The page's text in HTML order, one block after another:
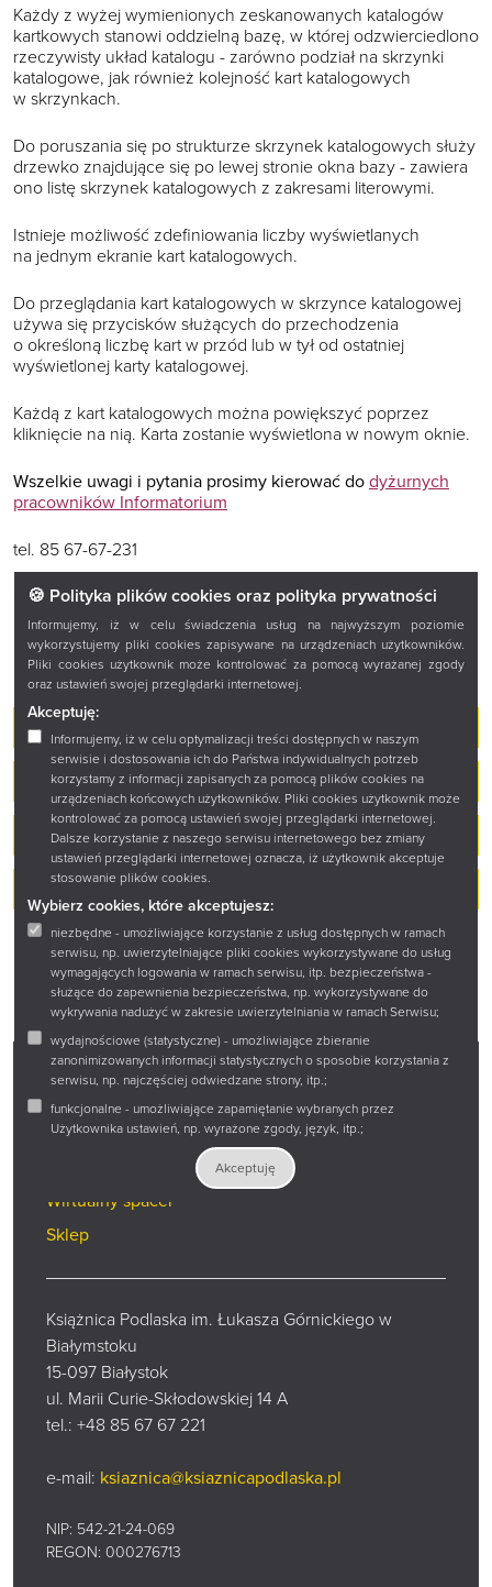
🍪 Polityka plików cookies oraz polityka prywatności
Informujemy, iż w celu świadczenia usług na najwyższym poziomie
wykorzystujemy pliki cookies zapisywane na urządzeniach użytkowników.
Pliki cookies użytkownik może kontrolować za pomocą wyrażanej zgody
oraz ustawień swojej przeglądarki internetowej.
Akceptuję:
Informujemy, iż w celu optymalizacji treści dostępnych w naszym
serwisie i dostosowania ich do Państwa indywidualnych potrzeb
korzystamy z informacji zapisanych za pomocą plików cookies na
urządzeniach końcowych użytkowników. Pliki cookies użytkownik może
kontrolować za pomocą ustawień swojej przeglądarki internetowej.
Dalsze korzystanie z naszego serwisu internetowego bez zmiany
ustawień przeglądarki internetowej oznacza, iż użytkownik akceptuje
stosowanie plików cookies.
Wybierz cookies, które akceptujesz:
niezbędne - umożliwiające korzystanie z usług dostępnych w ramach
serwisu, np. uwierzytelniające pliki cookies wykorzystywane do usług
wymagających logowania w ramach serwisu, itp. bezpieczeństwa -
służące do zapewnienia bezpieczeństwa, np. wykorzystywane do
wykrywania nadużyć w zakresie uwierzytelniania w ramach Serwisu;
wydajnościowe (statystyczne) - umożliwiające zbieranie
zanonimizowanych informacji statystycznych o sposobie korzystania z
serwisu, np. najczęściej odwiedzane strony, itp.;
funkcjonalne - umożliwiające zapamiętanie wybranych przez
Użytkownika ustawień, np. wyrażone zgody, język, itp.;
Akceptuję
Każdy z wyżej wymienionych zeskanowanych katalogów
kartkowych stanowi oddzielną bazę, w której odzwierciedlono
rzeczywisty układ katalogu - zarówno podział na skrzynki
katalogowe, jak również kolejność kart katalogowych
w skrzynkach.
Do poruszania się po strukturze skrzynek katalogowych służy
drzewko znajdujące się po lewej stronie okna bazy - zawiera
ono listę skrzynek katalogowych z zakresami literowymi.
Istnieje możliwość zdefiniowania liczby wyświetlanych
na jednym ekranie kart katalogowych.
Do przeglądania kart katalogowych w skrzynce katalogowej
używa się przycisków służących do przechodzenia
o określoną liczbę kart w przód lub w tył od ostatniej
wyświetlonej karty katalogowej.
Każdą z kart katalogowych można powiększyć poprzez
kliknięcie na nią. Karta zostanie wyświetlona w nowym oknie.
Wszelkie uwagi i pytania prosimy kierować dodyżurnych
pracowników Informatorium
tel. 85 67-67-231
e-mail:informatorium@ksiaznicapodlaska.pl
Bibliografia regionalna
Elektroniczne Katalogi Kartkowe
KATALOG GŁÓWNY PATRON
Zamówienia online
FacebookTwitter InstagramYouTube
Wirtualny spacer
Sklep
Książnica Podlaska im. Łukasza Górnickiego w
Białymstoku
15-097 Białystok
ul. Marii Curie-Skłodowskiej 14 A
tel.: +48 85 67 67 221
e-mail: ksiaznica@ksiaznicapodlaska.pl
NIP: 542-21-24-069
REGON: 000276713